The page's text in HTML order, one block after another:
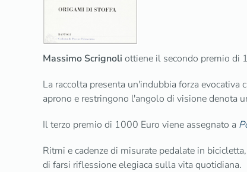
Massimo Scrignoli ottiene il secondo premio di
La raccolta presenta un'indubbia forza
aprono e restringono l'angolo di visione denota
Il terzo premio di 1000 Euro viene assegnato a
Ritmi e cadenze di misurate pedalate in
di farsi riflessione elegiaca sulla vita quotidiana.